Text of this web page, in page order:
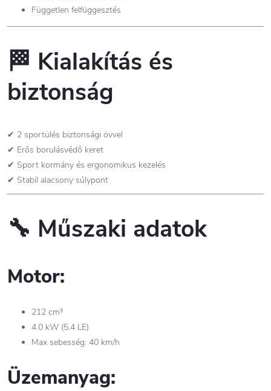
Független felfüggesztés
🏁 Kialakítás és
biztonság
✔ 2 sportülés biztonsági övvel
✔ Erős borulásvédő keret
✔ Sport kormány és ergonomikus kezelés
✔ Stabil alacsony súlypont
🔧 Műszaki adatok
Motor:
212 cm³
4.0 kW (5.4 LE)
Max sebesség: 40 km/h
Üzemanyag: